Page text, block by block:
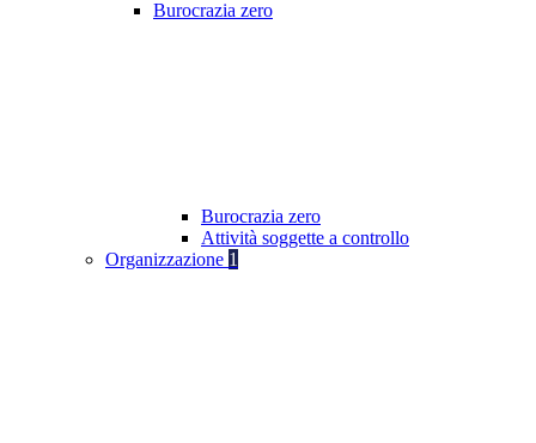
Burocrazia zero
Burocrazia zero
Attività soggette a controllo
Organizzazione 1